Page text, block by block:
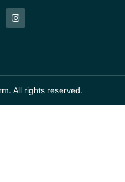
All rights reserved.